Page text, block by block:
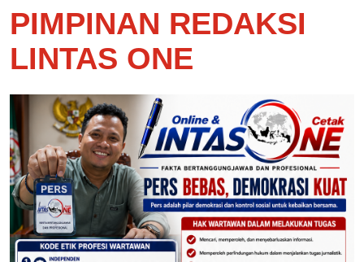
PIMPINAN REDAKSI
LINTAS ONE